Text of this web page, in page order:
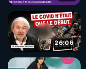
26:06